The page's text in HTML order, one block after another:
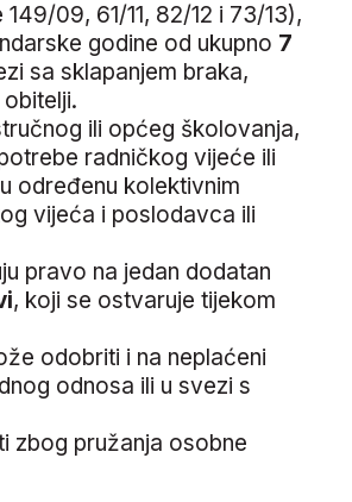
09, 61/11, 82/12 i 73/13),
godine od ukupno 7
sa sklapanjem braka,
ili općeg školovanja,
radničkog vijeće ili
određenu kolektivnim
vijeća i poslodavca ili
pravo na jedan dodatan
, koji se ostvaruje tijekom
odobriti i na neplaćeni
odnosa ili u svezi s
zbog pružanja osobne